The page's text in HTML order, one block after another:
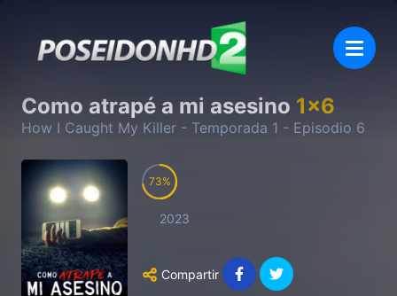
Como atrapé a mi asesino 1x6
How I Caught My Killer - Temporada 1 - Episodio 6
73
2023
Compartir